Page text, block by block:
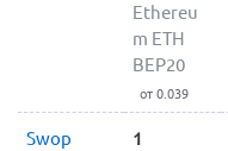
Ethereu
m ETH
BEP20
от 0.039
Swop
1